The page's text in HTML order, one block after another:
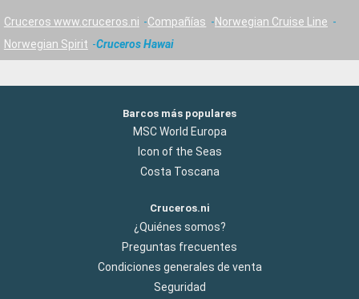
Cruceros www.cruceros.ni Compañías
Norwegian Cruise Line
Norwegian Spirit
Cruceros Hawai
Barcos más populares
MSC World Europa
Icon of the Seas
Costa Toscana
Cruceros.ni
¿Quiénes somos?
Preguntas frecuentes
Condiciones generales de venta
Seguridad